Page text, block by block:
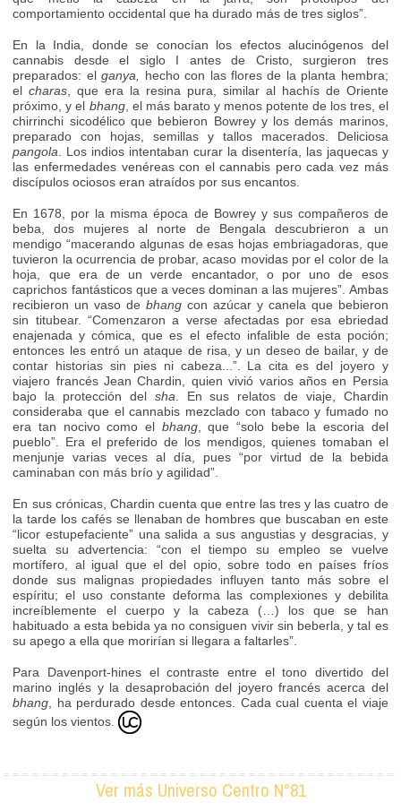
comportamiento occidental que ha durado más de tres siglos”.
En la India, donde se conocían los efectos alucinógenos del
cannabis desde el siglo I antes de Cristo, surgieron tres
preparados: elganya,
hecho con las flores de la planta hembra;
elcharas , que era la resina pura, similar al hachís de Oriente
próximo, y el bhang, el más barato y menos potente de los tres, el
chirrinchi sicodélico que bebieron Bowrey y los demás marinos,
preparado con hojas, semillas y tallos macerados. Deliciosa
pangola . Los indios intentaban curar la disentería, las jaquecas y
las enfermedades venéreas con el cannabis pero cada vez más
discípulos ociosos eran atraídos por sus encantos.
En 1678, por la misma época de Bowrey y sus compañeros de
beba, dos mujeres al norte de Bengala descubrieron a un
mendigo “macerando algunas de esas hojas embriagadoras, que
tuvieron la ocurrencia de probar, acaso movidas por el color de la
hoja, que era de un verde encantador, o por uno de esos
caprichos fantásticos que a veces dominan a las mujeres”. Ambas
recibieron un vaso debhang con azúcar y canela que bebieron
sin titubear. “Comenzaron a verse afectadas por esa ebriedad
enajenada y cómica, que es el efecto infalible de esta poción;
entonces les entró un ataque de risa, y un deseo de bailar, y de
contar historias sin pies ni cabeza...”. La cita es del joyero y
viajero francés Jean Chardin, quien vivió varios años en Persia
bajo la protección del sha . En sus relatos de viaje, Chardin
consideraba que el cannabis mezclado con tabaco y fumado no
era tan nocivo como el bhang, que “solo bebe la escoria del
pueblo”. Era el preferido de los mendigos, quienes tomaban el
menjunje varias veces al día, pues “por virtud de la bebida
caminaban con más brío y agilidad”.
En sus crónicas, Chardin cuenta que entre las tres y las cuatro de
la tarde los cafés se llenaban de hombres que buscaban en este
“licor estupefaciente” una salida a sus angustias y desgracias, y
suelta su advertencia: “con el tiempo su empleo se vuelve
mortífero, al igual que el del opio, sobre todo en países fríos
donde sus malignas propiedades influyen tanto más sobre el
espíritu; el uso constante deforma las complexiones y debilita
increíblemente el cuerpo y la cabeza (…) los que se han
habituado a esta bebida ya no consiguen vivir sin beberla, y tal es
su apego a ella que morirían si llegara a faltarles”.
Para Davenport-hines el contraste entre el tono divertido del
marino inglés y la desaprobación del joyero francés acerca del
bhang , ha perdurado desde entonces. Cada cual cuenta el viaje
según los vientos.
Ver más Universo Centro N°81